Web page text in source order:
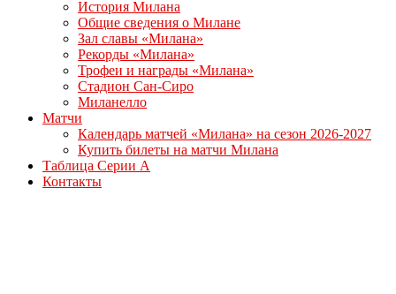
История Милана
Общие сведения о Милане
Зал славы «Милана»
Рекорды «Милана»
Трофеи и награды «Милана»
Стадион Сан-Сиро
Миланелло
Матчи
Календарь матчей «Милана» на сезон 2026-2027
Купить билеты на матчи Милана
Таблица Серии А
Контакты